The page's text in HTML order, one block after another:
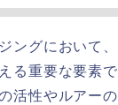
ングにおいて
る重要な要素
活性やルアー